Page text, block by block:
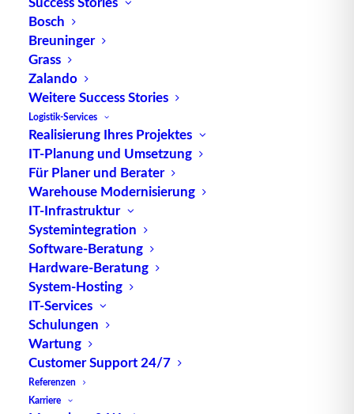
Bosch
Breuninger
Grass
Zalando
Weitere Success Stories
Logistik-Services
Realisierung Ihres Projektes
IT-Planung und Umsetzung
Für Planer und Berater
Warehouse Modernisierung
IT-Infrastruktur
Systemintegration
Software-Beratung
Hardware-Beratung
System-Hosting
IT-Services
Schulungen
Wartung
Customer Support 24/7
Referenzen
Karriere
Die Organisation eines Lagers sollte die Intention
haben, eineOrdnung der Lagerprozesse
schaffen. Die Basis hierfür ist eine sinnvolle
Verteilung derAufgaben. Also ist es vorab nötig,
die hierarchischen Strukturen, die Zuständigkeiten
und die Verantwortlichkeiten in einem
definieren.
Hilfsmittel: Aufgabenanalyse
Ein mögliches Hilfsmittel ist eine Aufgabenanalyse,
die den kompletten Lagerablauf in Aufgaben und
Teilaufgaben zerlegt, diese untereinander in
Beziehung setzt und entsprechend gruppiert. Es
entsteht ein Organigramm, das die Aufgaben und
Zuständigkeiten übersichtlich darstellt. Aufgaben